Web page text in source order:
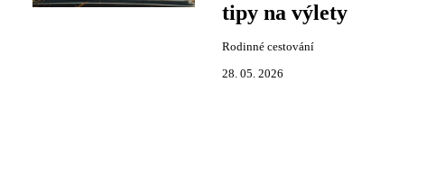
tipy na výlety
Rodinné cestování
28. 05. 2026